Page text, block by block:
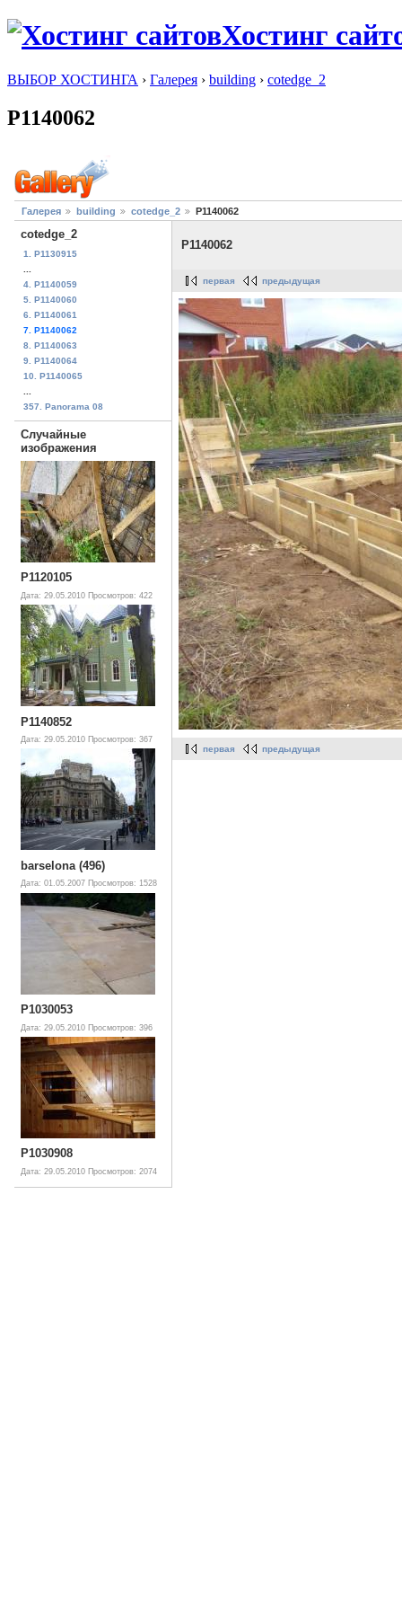
Хостинг
ВЫБОР ХОСТИНГА › Галерея › building › cotedge_2
P1140062
Галерея building cotedge_2 P1140062
cotedge_2
1. P1130915
...
4. P1140059
5. P1140060
6. P1140061
7. P1140062
8. P1140063
9. P1140064
10. P1140065
...
357. Panorama 08
Случайные
изображения
P1120105
Дата: 29.05.2010 Просмотров: 422
P1140852
Дата: 29.05.2010 Просмотров: 367
barselona (496)
Дата: 01.05.2007 Просмотров: 1528
P1030053
Дата: 29.05.2010 Просмотров: 396
P1030908
Дата: 29.05.2010 Просмотров: 2074
P1140062
первая предыдущая
первая предыдущая